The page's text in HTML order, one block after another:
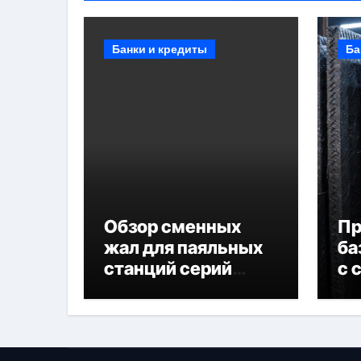
Банки и кредиты
Обзор сменных
жал для паяльных
станций серий
с